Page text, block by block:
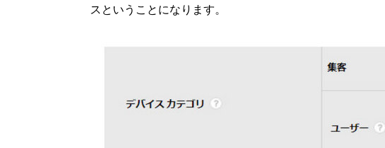
スということになります。